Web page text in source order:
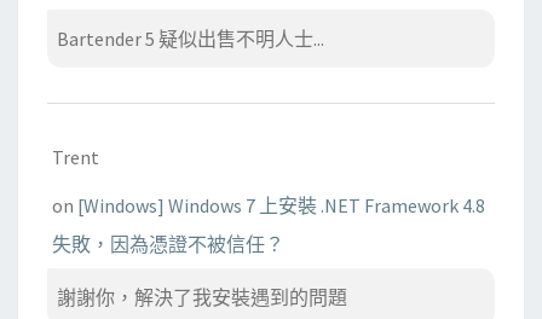
Bartender 5 疑似出售不明人士...
Trent
on [Windows] Windows 7 上安裝 .NET Framework 4.8
失敗，因為憑證不被信任？
謝謝你，解決了我安裝遇到的問題